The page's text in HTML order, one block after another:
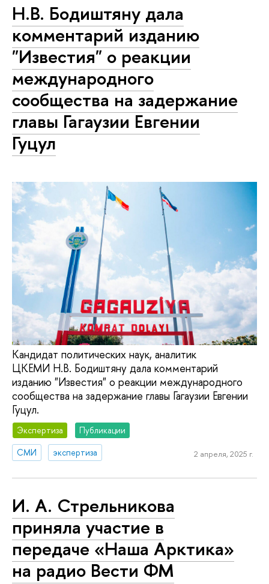
Н.В. Бодиштяну дала
комментарий изданию
"Известия" о реакции
международного
сообщества на задержание
главы Гагаузии Евгении
Гуцул
Кандидат политических наук, аналитик
ЦКЕМИ Н.В. Бодиштяну дала комментарий
изданию "Известия" о реакции международного
сообщества на задержание главы Гагаузии Евгении
Гуцул.
Экспертиза
Публикации
СМИ
экспертиза 2 апреля, 2025 г.
И. А. Стрельникова
приняла участие в
передаче «Наша Арктика»
на радио Вести ФМ